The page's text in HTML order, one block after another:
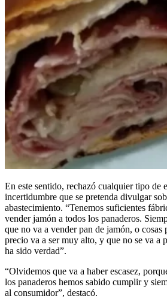
En este sentido, rechazó cualquier tipo de
incertidumbre que se pretenda divulgar
abastecimiento. “Tenemos suficientes
vender jamón a todos los panaderos.
que no va a vender pan de jamón, o cosas
precio va a ser muy alto, y que no se va a
ha sido verdad”.
“Olvidemos que va a haber escasez,
los panaderos hemos sabido cumplir y
al consumidor”, destacó.